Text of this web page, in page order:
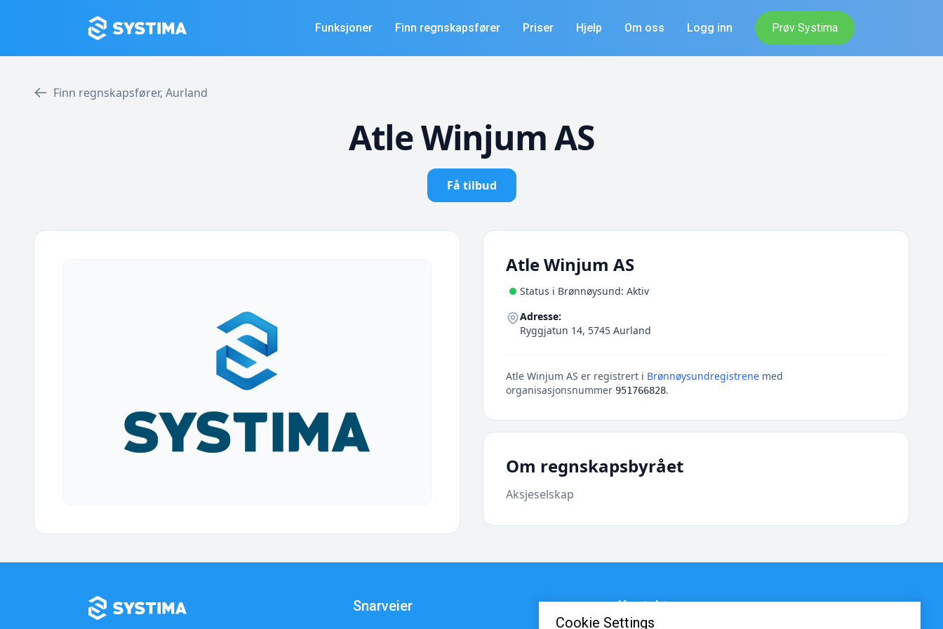
Funksjoner Finn regnskapsfører Priser Hjelp Om oss Logg inn Prøv Systima
Finn regnskapsfører, Aurland
Atle Winjum AS
Få tilbud
Atle Winjum AS
Status i Brønnøysund: Aktiv
Adresse:
Ryggjatun 14, 5745 Aurland
Atle Winjum AS er registrert i Brønnøysundregistrene med
organisasjonsnummer 951766828.
Om regnskapsbyrået
Aksjeselskap
Cookie Settings
Snarveier Kontakt